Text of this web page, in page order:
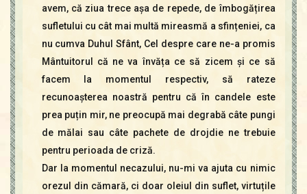
avem, că ziua trece așa de repede, de îmbogățirea
sufletului cu cât mai multă mireasmă a sfințeniei, ca
nu cumva Duhul Sfânt, Cel despre care ne-a promis
Mântuitorul că ne va învăța ce să zicem și ce să
facem la momentul respectiv, să rateze
recunoașterea noastră pentru că în candele este
prea puțin mir, ne preocupă mai degrabă câte pungi
de mălai sau câte pachete de drojdie ne trebuie
pentru perioada de criză.
Dar la momentul necazului, nu-mi va ajuta cu nimic
orezul din cămară, ci doar oleiul din suflet, virtuțile